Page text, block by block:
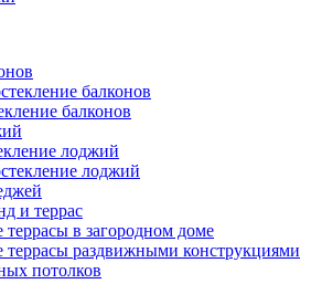
балконов
балконов
лоджий
лоджий
и террас
террасы в загородном доме
террасы раздвижными конструкциями
потолков